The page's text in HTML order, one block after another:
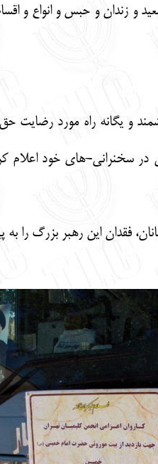
و زندان و حبس و انواع و
و یگانه راه مورد رضایت حق
های خود اعلام کرد
فقدان این رهبر بزرگ را